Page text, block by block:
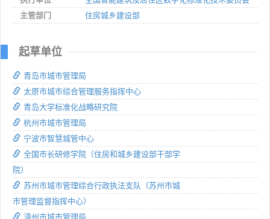
主管部门
住房城乡建设部
起草单位
青岛市城市管理局
太原市城市综合管理服务指挥中心
青岛大学标准化战略研究院
杭州市城市管理局
宁波市智慧城管中心
全国市长研修学院（住房和城乡建设部干部学
院）
苏州市城市管理综合行政执法支队（苏州市城
市管理监督指挥中心）
漳州市城市管理局